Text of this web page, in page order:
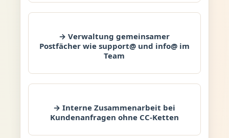
→ Verwaltung gemeinsamer
Postfächer wie support@ und info@ im
Team
→ Interne Zusammenarbeit bei
Kundenanfragen ohne CC-Ketten